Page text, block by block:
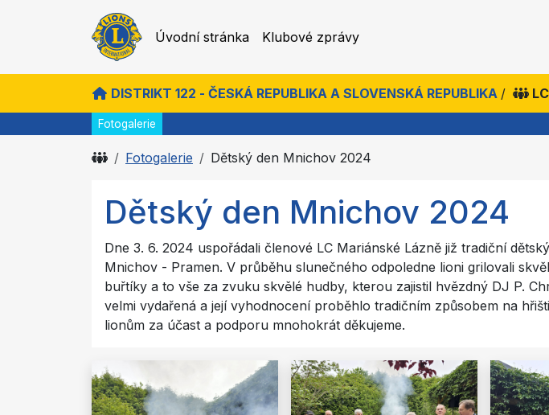
Úvodní stránka Klubové zprávy
DISTRIKT 122 - ČESKÁ REPUBLIKA A SLOVENSKÁ REPUBLIKA /
Fotogalerie
Fotogalerie Dětský den Mnichov 2024
Dětský den Mnichov 2024
Dne 3. 6. 2024 uspořádali členové LC Mariánské Lázně již tradiční
Mnichov - Pramen. V průběhu slunečného odpoledne lioni grilovali
buřtíky a to vše za zvuku skvělé hudby, kterou zajistil hvězdný DJ P.
velmi vydařená a její vyhodnocení proběhlo tradičním způsobem na
lionům za účast a podporu mnohokrát děkujeme.